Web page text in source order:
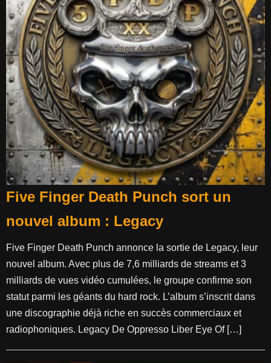
Five Finger Death Punch sort un
nouvel album : Legacy
Five Finger Death Punch annonce la sortie de Legacy, leur
nouvel album. Avec plus de 7,6 milliards de streams et 3
milliards de vues vidéo cumulées, le groupe confirme son
statut parmi les géants du hard rock. L’album s’inscrit dans
une discographie déjà riche en succès commerciaux et
radiophoniques. Legacy De Oppresso Liber Eye Of […]